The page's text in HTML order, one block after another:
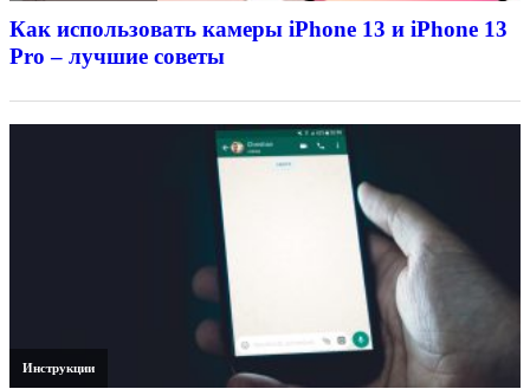
Как использовать камеры iPhone 13 и iPhone 13
Pro – лучшие советы
Инструкции